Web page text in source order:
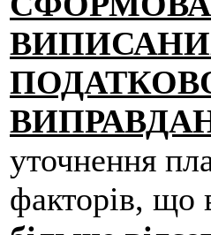
уточнення
факторів, що